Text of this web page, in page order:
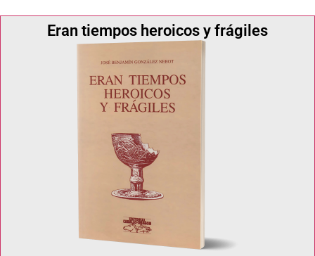
Eran tiempos heroicos y frágiles